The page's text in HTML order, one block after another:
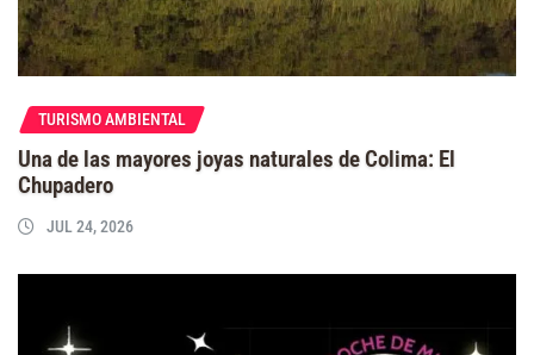
TURISMO AMBIENTAL
Una de las mayores joyas naturales de Colima: El
Chupadero
JUL 24, 2026